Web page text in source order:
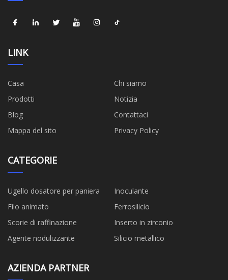
LINK
Casa
Chi siamo
Prodotti
Notizia
Blog
Contattaci
Mappa del sito
Privacy Policy
CATEGORIE
Ugello dosatore per paniera
Inoculante
Filo animato
Ferrosilicio
Scorie di raffinazione
Inserto in zirconio
Agente nodulizzante
Silicio metallico
AZIENDA PARTNER